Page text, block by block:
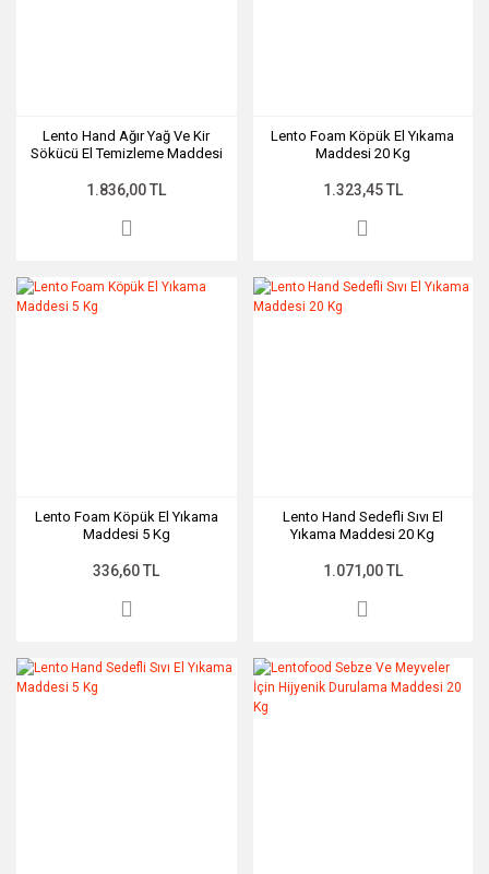
Lento Hand Ağır Yağ Ve Kir
Sökücü El Temizleme Maddesi
1.836,00 TL
Lento Foam Köpük El Yıkama
Maddesi 20 Kg
1.323,45 TL
Lento Foam Köpük El Yıkama
Maddesi 5 Kg
336,60 TL
Lento Hand Sedefli Sıvı El
Yıkama Maddesi 20 Kg
1.071,00 TL